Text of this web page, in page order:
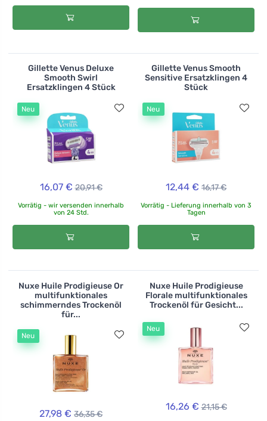
Gillette Venus Deluxe
Smooth Swirl
Ersatzklingen 4 Stück
Neu
16,07 € 20,91 €
Vorrätig - wir versenden innerhalb
von 24 Std.
Gillette Venus Smooth
Sensitive Ersatzklingen 4
Stück
Neu
12,44 € 16,17 €
Vorrätig - Lieferung innerhalb von 3
Tagen
Nuxe Huile Prodigieuse Or
multifunktionales
schimmerndes Trockenöl
für...
Neu
27,98 € 36,35 €
Nuxe Huile Prodigieuse
Florale multifunktionales
Trockenöl für Gesicht...
Neu
16,26 € 21,15 €